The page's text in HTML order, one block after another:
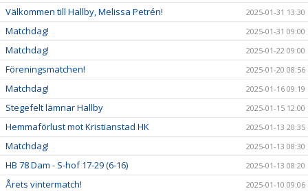
Välkommen till Hallby, Melissa Petrén! 2025-01-31 13:30
Matchdag! 2025-01-31 09:00
Matchdag! 2025-01-22 09:00
Föreningsmatchen! 2025-01-20 08:56
Matchdag! 2025-01-16 09:19
Stegefelt lämnar Hallby 2025-01-15 12:00
Hemmaförlust mot Kristianstad HK 2025-01-13 20:35
Matchdag! 2025-01-13 08:30
HB 78 Dam - S-hof 17-29 (6-16) 2025-01-13 08:20
Årets vintermatch! 2025-01-10 09:06